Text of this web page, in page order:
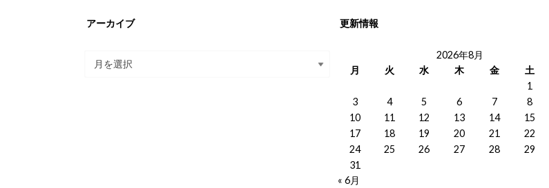
アーカイブ 更新情報
2026年8月
月
火 水 木 金 土
1
3
4 5 6 7 8
10
11 12 13 14 15
17
18 19 20 21 22
24
25 26 27 28 29
31
« 6月